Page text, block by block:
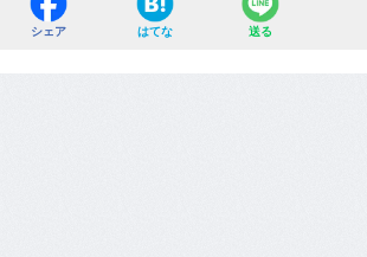
シェア はてな 送る